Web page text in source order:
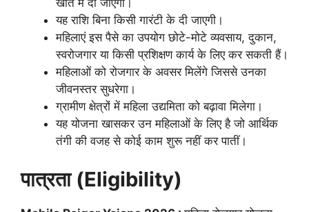
खाते में दी जाएगी।
यह राशि बिना किसी गारंटी के दी जाएगी।
महिलाएं इस पैसे का उपयोग छोटे-मोटे व्यवसाय, दुकान,
स्वरोजगार या किसी प्रशिक्षण कार्य के लिए कर सकती हैं।
महिलाओं को रोजगार के अवसर मिलेंगे जिससे उनका
जीवनस्तर सुधरेगा।
ग्रामीण क्षेत्रों में महिला उद्यमिता को बढ़ावा मिलेगा।
यह योजना खासकर उन महिलाओं के लिए है जो आर्थिक
तंगी की वजह से कोई काम शुरू नहीं कर पातीं।
पात्रता (Eligibility)